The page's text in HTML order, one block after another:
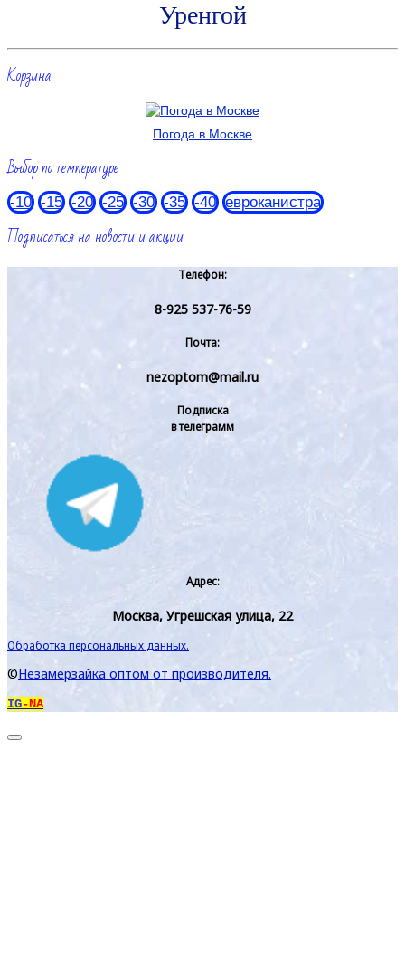
Уренгой
Корзина
Погода в Москве
Выбор по температуре
-10 -15 -20 -25 -30 -35 -40 евроканистра
Подписаться на новости и акции
Телефон:
8-925 537-76-59
Почта:
nezoptom@mail.ru
Подписка
в телеграмм
Адрес:
Москва, Угрешская улица, 22
Обработка персональных данных.
©Незамерзайка оптом от производителя.
IG-NA